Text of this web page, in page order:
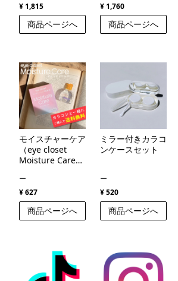
¥ 1,815
商品ページへ
¥ 1,760
商品ページへ
モイスチャーケア
（eye closet
Moisture Care
ー
¥ 627
商品ページへ
ミラー付きカラコ
ンケースセット
ー
¥ 520
商品ページへ